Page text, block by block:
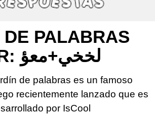
PALABRAS
BUSCAR: لخخي+معؤ
de palabras es un famoso
recientemente lanzado que es
por IsCool